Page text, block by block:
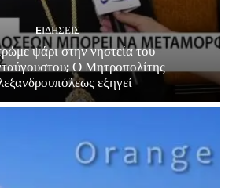
EΙΔΗΣΕΙΣ
ψάρι στην νηστεία του
Ο Μητροπολίτης
εξηγεί